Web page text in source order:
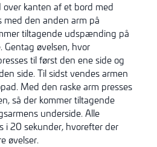
kanten af et bord med
med den anden arm på
tiltagende udspænding på
øvelsen, hvor
til først den ene side og
side. Til sidst vendes armen
Med den raske arm presses
så der kommer tiltagende
underside. Alle
i 20 sekunder, hvorefter der
øvelser.